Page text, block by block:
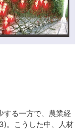
する一方で、農業経
。こうした中、人材